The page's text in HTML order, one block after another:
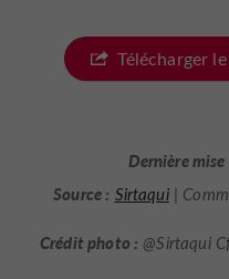
Télécharger
Dernière
Source : Sirtaqui|
Crédit photo : @Sirtaqui